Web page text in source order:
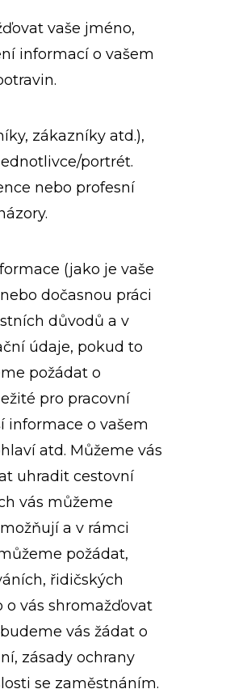
vaše jméno,
informací o vašem
zákazníky atd.),
portrét.
nebo profesní
(jako je vaše
dočasnou práci
důvodů a v
údaje, pokud to
požádat o
pro pracovní
informace o vašem
atd. Můžeme vás
uhradit cestovní
vás můžeme
a v rámci
požádat,
řidičských
vás shromažďovat
vás žádat o
zásady ochrany
se zaměstnáním.